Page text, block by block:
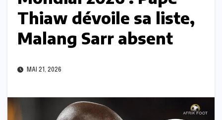
Thiaw dévoile sa liste,
Malang Sarr absent
MAI 21, 2026